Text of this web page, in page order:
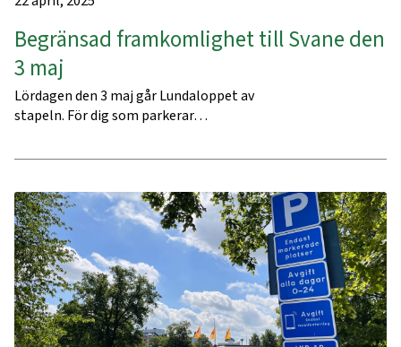
Begränsad framkomlighet till Svane den
3 maj
Lördagen den 3 maj går Lundaloppet av
stapeln. För dig som parkerar…